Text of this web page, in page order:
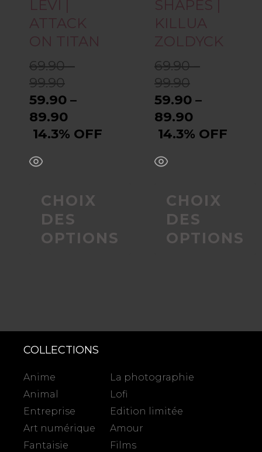
LEVI |
ATTACK
ON TITAN
69.90 –
99.90
59.90 –
89.90
14.3% OFF
CHOIX
DES
OPTIONS
options
peuvent
être
choisies
sur
la
page
du
produit
SHAPES |
KILLUA
ZOLDYCK
69.90 –
99.90
59.90 –
89.90
14.3% OFF
CHOIX
DES
OPTIONS
options
peuvent
être
choisies
sur
la
page
du
produit
COLLECTIONS
Anime
Animal
Entreprise
Art numérique
Fantaisie
La photographie
Lofi
Edition limitée
Amour
Films